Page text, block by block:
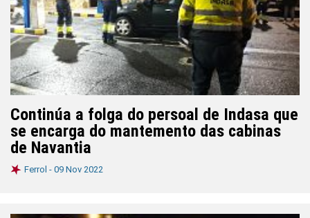
Continúa a folga do persoal de Indasa que
se encarga do mantemento das cabinas
de Navantia
Ferrol - 09 Nov 2022